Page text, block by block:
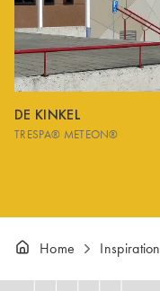
DE KINKEL
TRESPA® METEON®
Home Inspiration